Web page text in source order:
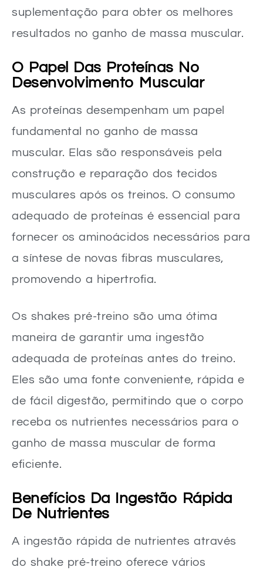
Como devo tomar o shake pré-treino?
O shake pré-treino pode ter algum efeito colateral?
suplementação para obter os melhores
resultados no ganho de massa muscular.
O Papel Das Proteínas No
Desenvolvimento Muscular
As proteínas desempenham um papel
fundamental no ganho de massa
muscular. Elas são responsáveis pela
construção e reparação dos tecidos
musculares após os treinos. O consumo
adequado de proteínas é essencial para
fornecer os aminoácidos necessários para
a síntese de novas fibras musculares,
promovendo a hipertrofia.
Os shakes pré-treino são uma ótima
maneira de garantir uma ingestão
adequada de proteínas antes do treino.
Eles são uma fonte conveniente, rápida e
de fácil digestão, permitindo que o corpo
receba os nutrientes necessários para o
ganho de massa muscular de forma
eficiente.
Benefícios Da Ingestão Rápida
De Nutrientes
A ingestão rápida de nutrientes através
do shake pré-treino oferece vários